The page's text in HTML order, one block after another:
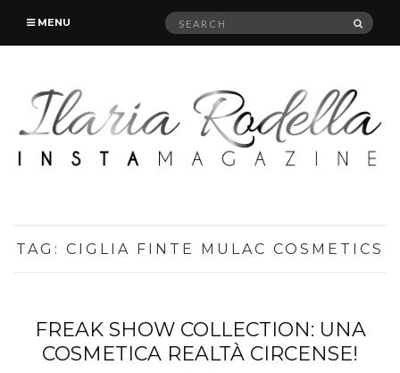
MENU
Search
TAG: CIGLIA FINTE MULAC COSMETICS
FREAK SHOW COLLECTION: UNA
COSMETICA REALTÀ CIRCENSE!